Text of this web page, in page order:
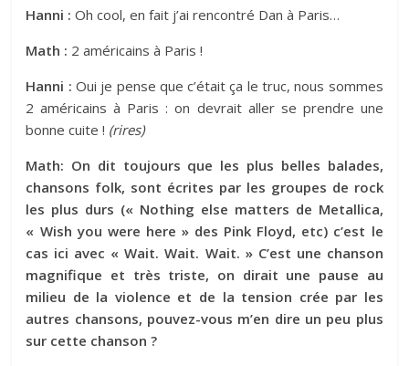
Hanni : Oh cool, en fait j’ai rencontré Dan à Paris…
Math : 2 américains à Paris !
Hanni : Oui je pense que c’était ça le truc, nous sommes
2 américains à Paris : on devrait aller se prendre une
bonne cuite ! (rires)
Math: On dit toujours que les plus belles balades,
chansons folk, sont écrites par les groupes de rock
les plus durs (« Nothing else matters de Metallica,
« Wish you were here » des Pink Floyd, etc) c’est le
cas ici avec « Wait. Wait. Wait. » C’est une chanson
magnifique et très triste, on dirait une pause au
milieu de la violence et de la tension crée par les
autres chansons, pouvez-vous m’en dire un peu plus
sur cette chanson ?